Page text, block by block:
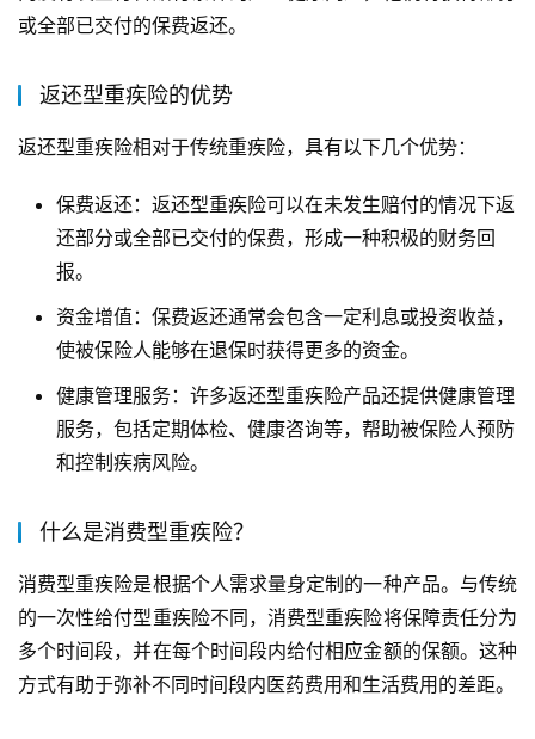
或全部已交付的保费返还。
返还型重疾险的优势
返还型重疾险相对于传统重疾险，具有以下几个优势：
保费返还：返还型重疾险可以在未发生赔付的情况下返
还部分或全部已交付的保费，形成一种积极的财务回
报。
资金增值：保费返还通常会包含一定利息或投资收益，
使被保险人能够在退保时获得更多的资金。
健康管理服务：许多返还型重疾险产品还提供健康管理
服务，包括定期体检、健康咨询等，帮助被保险人预防
和控制疾病风险。
什么是消费型重疾险？
消费型重疾险是根据个人需求量身定制的一种产品。与传统
的一次性给付型重疾险不同，消费型重疾险将保障责任分为
多个时间段，并在每个时间段内给付相应金额的保额。这种
方式有助于弥补不同时间段内医药费用和生活费用的差距。